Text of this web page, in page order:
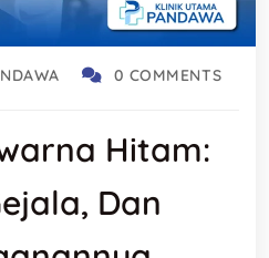
0 COMMENTS
Hitam:
Dan